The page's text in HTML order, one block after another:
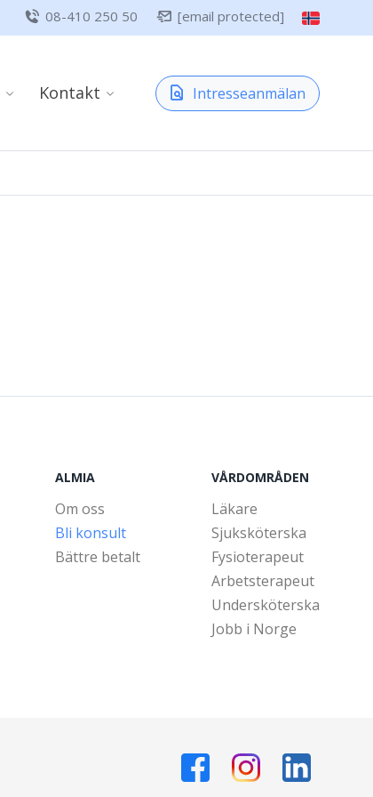
08-410 250 50 [email protected]
Kontakt Intresseanmälan
ALMIA
Om oss
Bli konsult
Bättre betalt
VÅRDOMRÅDEN
Läkare
Sjuksköterska
Fysioterapeut
Arbetsterapeut
Undersköterska
Jobb i Norge